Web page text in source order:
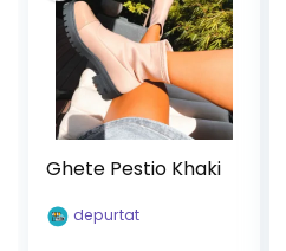
Ghete Pestio Khaki
depurtat